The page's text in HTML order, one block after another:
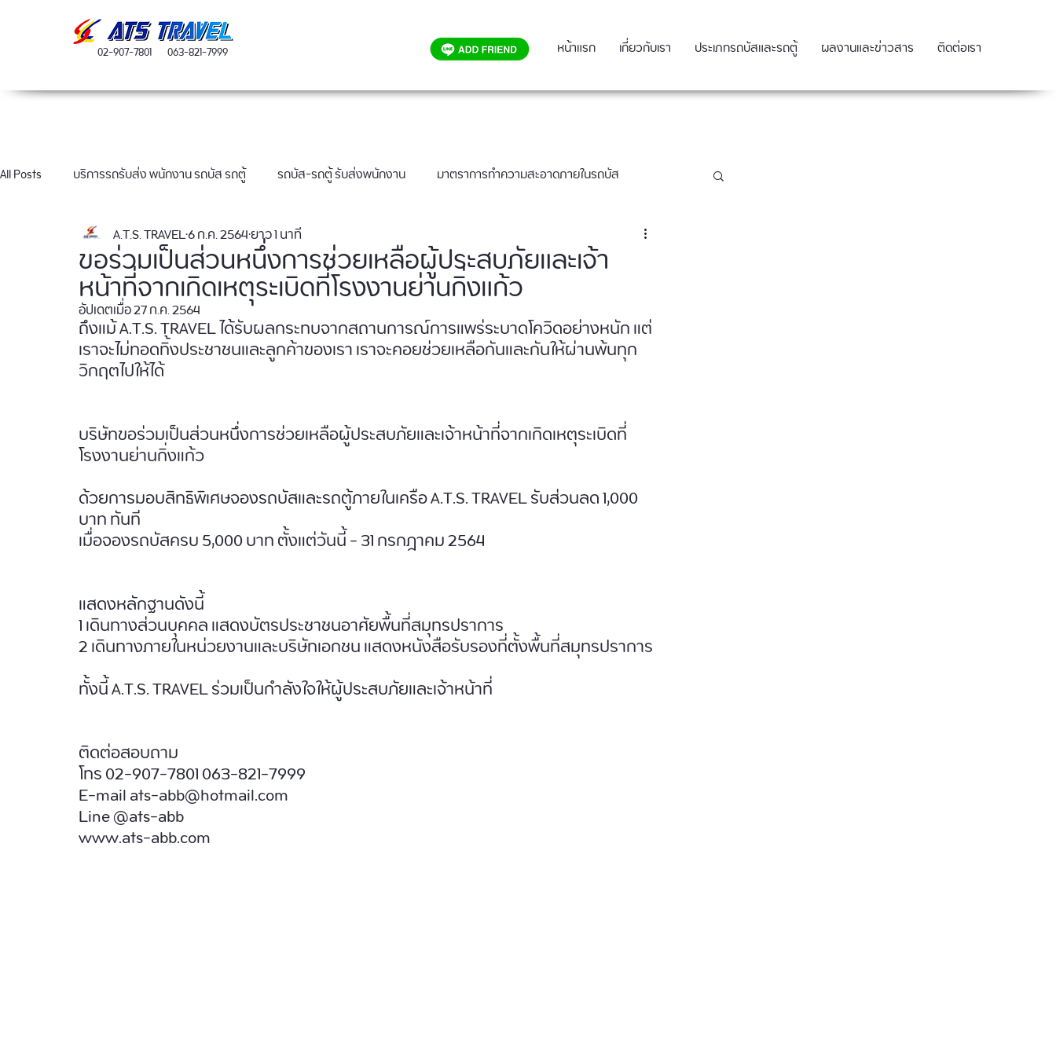
02-907-7801 063-821-7999 หน้าแรก เกี่ยวกับเรา ประเภทรถบัสและรถตู้ ผลงานและข่าวสาร ติดต่อเรา
All Posts บริการรถรับส่ง พนักงาน รถบัส รถตู้ รถบัส-รถตู้ รับส่งพนักงาน มาตราการทำความสะอาดภายในรถบัส
ผลงานเช่ารถบัส 40 ที่นั่ง
ขอร่วมเป็นส่วนหนึ่งการช่วยเหลือผู้ประสบภัยและเจ้า
หน้าที่จากเกิดเหตุระเบิดที่โรงงานย่านกิ่งแก้ว
A.T.S. TRAVEL6 ก.ค. 2564ยาว 1 นาที
อัปเดตเมื่อ27 ก.ค. 2564
ถึงแม้ A.T.S. TRAVEL ได้รับผลกระทบจากสถานการณ์การแพร่ระบาดโควิดอย่างหนัก แต่
เราจะไม่ทอดทิ้งประชาชนและลูกค้าของเรา เราจะคอยช่วยเหลือกันและกันให้ผ่านพ้นทุก
วิกฤตไปให้ได้
บริษัทขอร่วมเป็นส่วนหนึ่งการช่วยเหลือผู้ประสบภัยและเจ้าหน้าที่จากเกิดเหตุระเบิดที่
โรงงานย่านกิ่งแก้ว
ด้วยการมอบสิทธิพิเศษจองรถบัสและรถตู้ภายในเครือ A.T.S. TRAVEL รับส่วนลด 1,000
บาท ทันที
เมื่อจองรถบัสครบ 5,000 บาท ตั้งแต่วันนี้ - 31 กรกฎาคม 2564
แสดงหลักฐานดังนี้
1 เดินทางส่วนบุคคล แสดงบัตรประชาชนอาศัยพื้นที่สมุทรปราการ
2 เดินทางภายในหน่วยงานและบริษัทเอกชน แสดงหนังสือรับรองที่ตั้งพื้นที่สมุทรปราการ
ทั้งนี้ A.T.S. TRAVEL ร่วมเป็นกำลังใจให้ผู้ประสบภัยและเจ้าหน้าที่
ติดต่อสอบถาม
โทร 02-907-7801 063-821-7999
E-mail ats-abb@hotmail.com
Line @ats-abb
www.ats-abb.com